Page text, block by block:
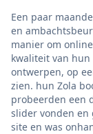
Een paar
en
manier om
kwaliteit van
ontwerpen, op
zien. hun Zola
probeerden een
slider vonden en
site en was